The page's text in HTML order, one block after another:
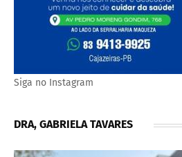
Siga no Instagram
DRA, GABRIELA TAVARES